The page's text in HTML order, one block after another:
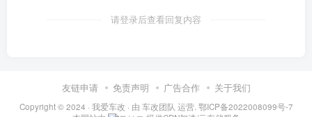
请登录后查看回复内容
友链申请 免责声明 广告合作 关于我们
Copyright © 2024 · 我爱车改 · 由 车改团队 运营. 鄂ICP备2022008099号-7